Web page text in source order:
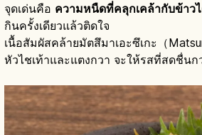
จุดเด่นคือ ความหนืดที่คลุกเคล้ากับข้าว
กินครั้งเดียวแล้วติดใจ
เนื้อสัมผัสคล้ายมัตสึมาเอะซึเกะ（
หัวไชเท้าและแตงกวา จะให้รสที่สดชื่นก